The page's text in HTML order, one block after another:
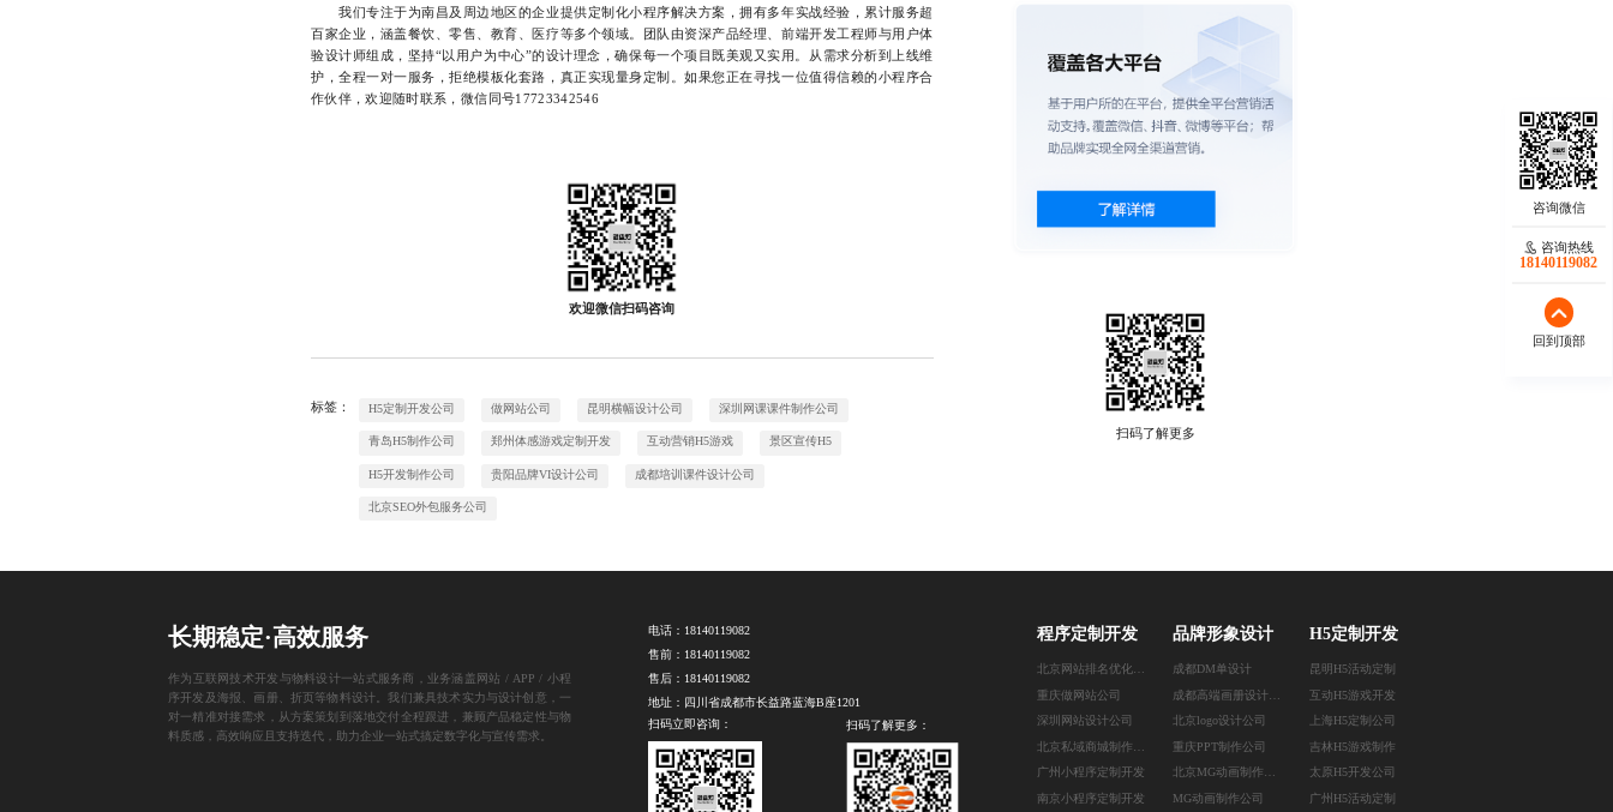
我们专注于为南昌及周边地区的企业提供定制化小程序解决方案，拥有多年实战经验，累计服务超
百家企业，涵盖餐饮、零售、教育、医疗等多个领域。团队由资深产品经理、前端开发工程师与用户体
验设计师组成，坚持“以用户为中心”的设计理念，确保每一个项目既美观又实用。从需求分析到上线维
护，全程一对一服务，拒绝模板化套路，真正实现量身定制。如果您正在寻找一位值得信赖的小程序合
作伙伴，欢迎随时联系，微信同号17723342546
欢迎微信扫码咨询
标签： H5定制开发公司 做网站公司 昆明横幅设计公司 深圳网课课件制作公司
青岛H5制作公司 郑州体感游戏定制开发 互动营销H5游戏 景区宣传H5
H5开发制作公司 贵阳品牌VI设计公司 成都培训课件设计公司
北京SEO外包服务公司
扫码了解更多
咨询热线
18140119082
回到顶部
长期稳定·高效服务
作为互联网技术开发与物料设计一站式服务商，业务涵盖网站 / APP / 小程
序开发及海报、画册、折页等物料设计。我们兼具技术实力与设计创意，一
对一精准对接需求，从方案策划到落地交付全程跟进，兼顾产品稳定性与物
料质感，高效响应且支持迭代，助力企业一站式搞定数字化与宣传需求。
电话： 18140119082
售前： 18140119082
售后： 18140119082
地址：四川省成都市长益路蓝海B座1201
扫码立即咨询：
扫码了解更多：
程序定制开发
北京网站排名优化公司
重庆做网站公司
深圳网站设计公司
广州小程序定制开发
南京小程序定制开发
品牌形象设计
成都DM单设计
北京logo设计公司
重庆PPT制作公司
北京MG动画制作公司
MG动画制作公司
H5定制开发
昆明H5活动定制
互动H5游戏开发
上海H5定制公司
吉林H5游戏制作
太原H5开发公司
广州H5活动定制